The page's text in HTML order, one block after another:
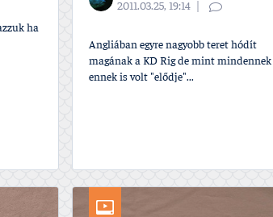
ha
2011.03.25, 19:14
Angliában egyre nagyobb teret hódí­t
magának a KD Rig de mint mindennek
ennek is volt "elődje"...